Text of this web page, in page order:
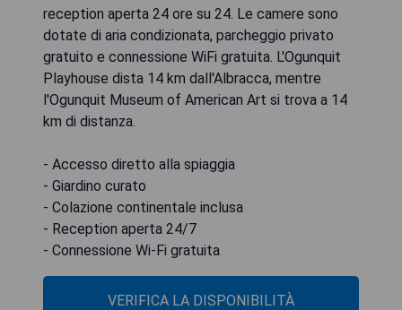
reception aperta 24 ore su 24. Le camere sono
dotate di aria condizionata, parcheggio privato
gratuito e connessione WiFi gratuita. L'Ogunquit
Playhouse dista 14 km dall'Albracca, mentre
l'Ogunquit Museum of American Art si trova a 14
km di distanza.
- Accesso diretto alla spiaggia
- Giardino curato
- Colazione continentale inclusa
- Reception aperta 24/7
- Connessione Wi-Fi gratuita
VERIFICA LA DISPONIBILITÀ